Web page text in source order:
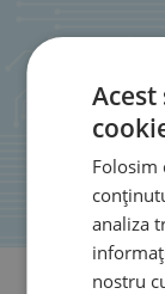
Folosim
analiza
nostru